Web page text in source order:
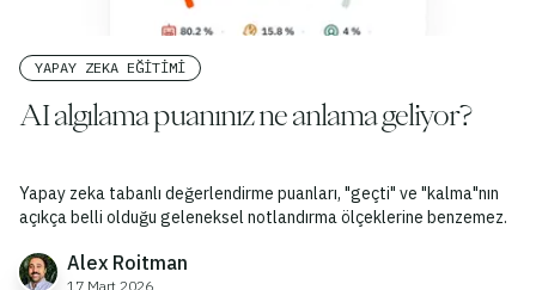
YAPAY ZEKA EĞITIMI
AI algılama puanınız ne anlama geliyor?
Yapay zeka tabanlı değerlendirme puanları, "geçti" ve "kalma"nın
açıkça belli olduğu geleneksel notlandırma ölçeklerine benzemez.
Alex Roitman
17 Mart 2026